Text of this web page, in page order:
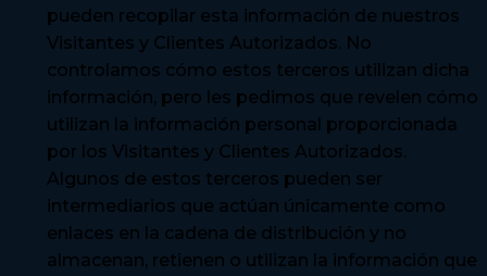
pueden recopilar esta información de nuestros
Visitantes y Clientes Autorizados. No
controlamos cómo estos terceros utilizan dicha
información, pero les pedimos que revelen cómo
utilizan la información personal proporcionada
por los Visitantes y Clientes Autorizados.
Algunos de estos terceros pueden ser
intermediarios que actúan únicamente como
enlaces en la cadena de distribución y no
almacenan, retienen o utilizan la información que